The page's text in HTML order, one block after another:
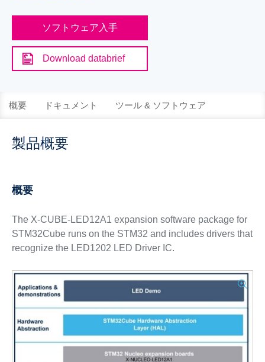
ソフトウェア入手
Download databrief
概要 ドキュメント ツール & ソフトウェア
製品概要
概要
The X-CUBE-LED12A1 expansion software package for
STM32Cube runs on the STM32 and includes drivers that
recognize the LED1202 LED Driver IC.